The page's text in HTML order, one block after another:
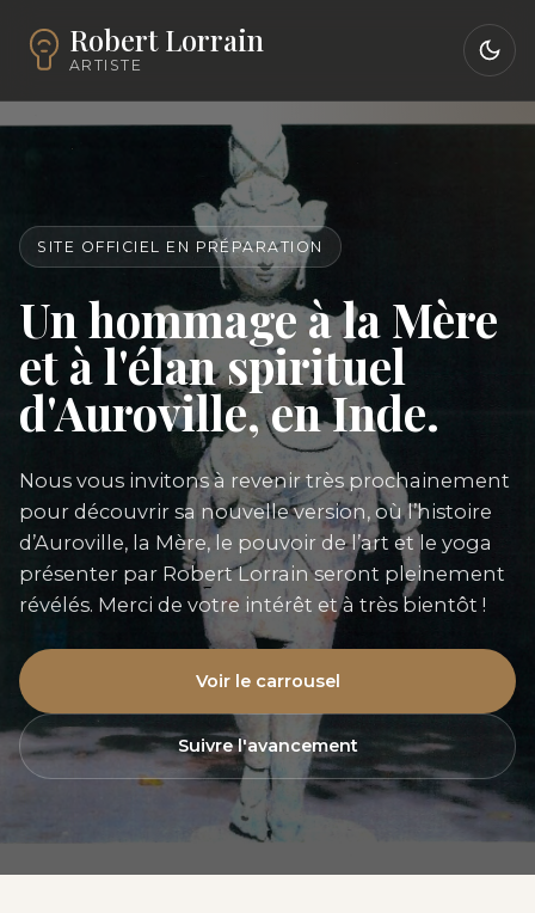
Robert Lorrain
ARTISTE
SITE OFFICIEL EN PRÉPARATION
Un hommage à la Mère
et à l'élan spirituel
d'Auroville, en Inde.
Nous vous invitons à revenir très prochainement
pour découvrir sa nouvelle version, où l’histoire
d’Auroville, la Mère, le pouvoir de l’art et le yoga
présenter par Robert Lorrain seront pleinement
révélés. Merci de votre intérêt et à très bientôt !
Voir le carrousel
Suivre l'avancement